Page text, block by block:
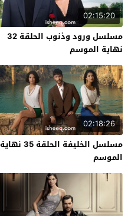
02:15:20
مسلسل ورود وذنوب الحلقة 32
نهاية الموسم
02:18:26
مسلسل الخليفة الحلقة 35 نهاية
الموسم